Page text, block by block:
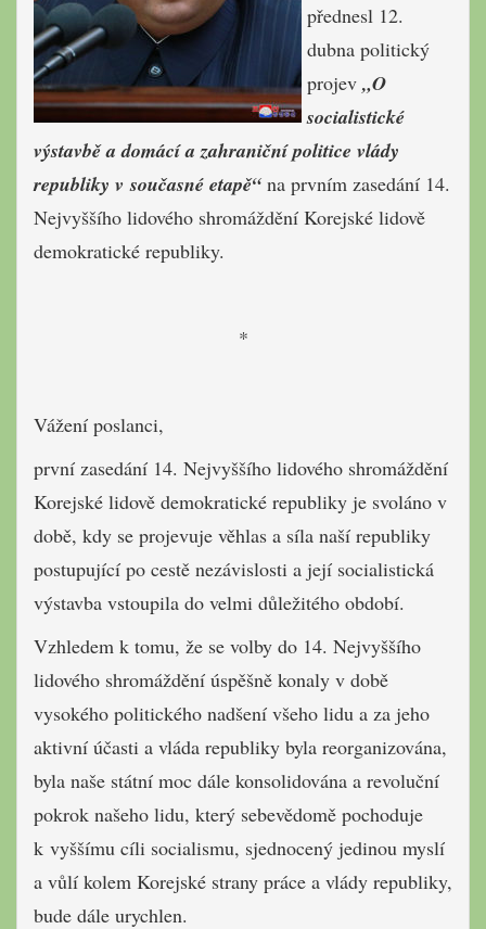
přednesl 12.
dubna politický
projev „O
socialistické
výstavbě a domácí a zahraniční politice vlády
republiky v současné etapě“ na prvním zasedání 14.
Nejvyššího lidového shromáždění Korejské lidově
demokratické republiky.
*
Vážení poslanci,
první zasedání 14. Nejvyššího lidového shromáždění
Korejské lidově demokratické republiky je svoláno v
době, kdy se projevuje věhlas a síla naší republiky
postupující po cestě nezávislosti a její socialistická
výstavba vstoupila do velmi důležitého období.
Vzhledem k tomu, že se volby do 14. Nejvyššího
lidového shromáždění úspěšně konaly v době
vysokého politického nadšení všeho lidu a za jeho
aktivní účasti a vláda republiky byla reorganizována,
byla naše státní moc dále konsolidována a revoluční
pokrok našeho lidu, který sebevědomě pochoduje
k vyššímu cíli socialismu, sjednocený jedinou myslí
a vůlí kolem Korejské strany práce a vlády republiky,
bude dále urychlen.